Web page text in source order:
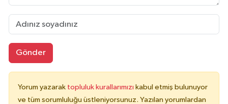
Gönder
Yorum yazarak topluluk kurallarımızı kabul etmiş bulunuyor
ve tüm sorumluluğu üstleniyorsunuz. Yazılan yorumlardan